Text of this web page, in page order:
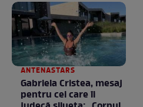
ANTENASTARS
Gabriela Cristea, mesaj
pentru cei care îi